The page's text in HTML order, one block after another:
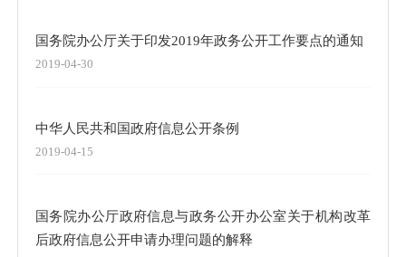
国务院办公厅关于印发2019年政务公开工作要点的通知
2019-04-30
中华人民共和国政府信息公开条例
2019-04-15
国务院办公厅政府信息与政务公开办公室关于机构改革
后政府信息公开申请办理问题的解释